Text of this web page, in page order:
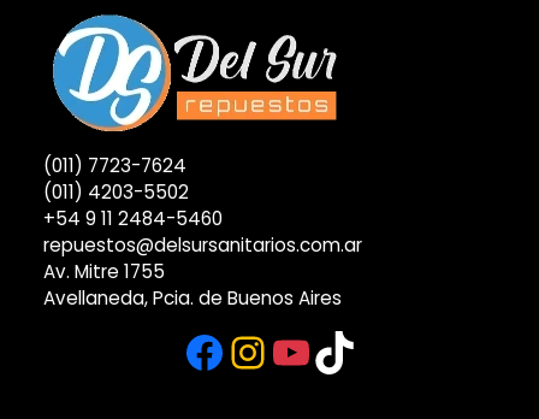
(011) 7723-7624
(011) 4203-5502
+54 9 11 2484-5460
repuestos@delsursanitarios.com.ar
Av. Mitre 1755
Avellaneda, Pcia. de Buenos Aires
Facebook
Instagram
YouTube
TikTok